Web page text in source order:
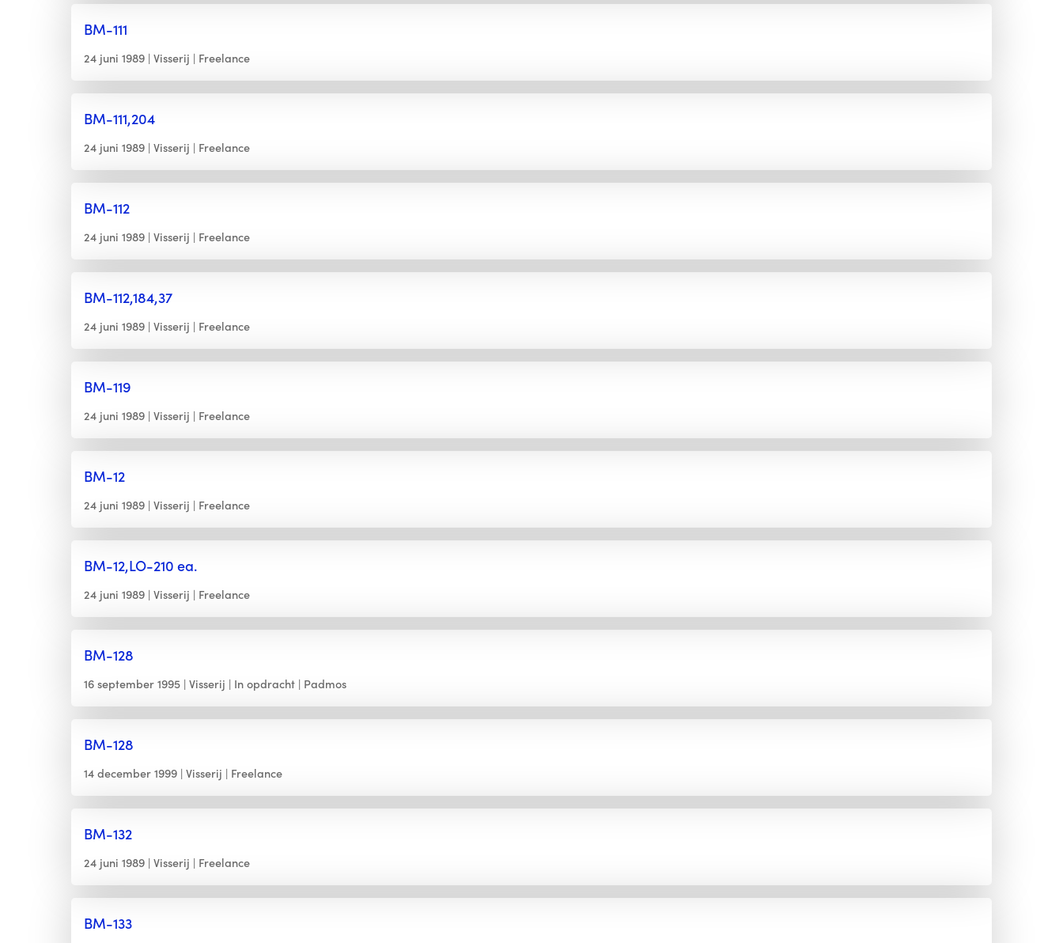
BM-111
24 juni 1989 Visserij Freelance
BM-111,204
24 juni 1989 Visserij Freelance
BM-112
24 juni 1989 Visserij Freelance
BM-112,184,37
24 juni 1989 Visserij Freelance
BM-119
24 juni 1989 Visserij Freelance
BM-12
24 juni 1989 Visserij Freelance
BM-12,LO-210 ea.
24 juni 1989 Visserij Freelance
BM-128
16 september 1995 Visserij In opdracht Padmos
BM-128
14 december 1999 Visserij Freelance
BM-132
24 juni 1989 Visserij Freelance
BM-133